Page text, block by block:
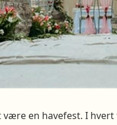
være en havefest. I